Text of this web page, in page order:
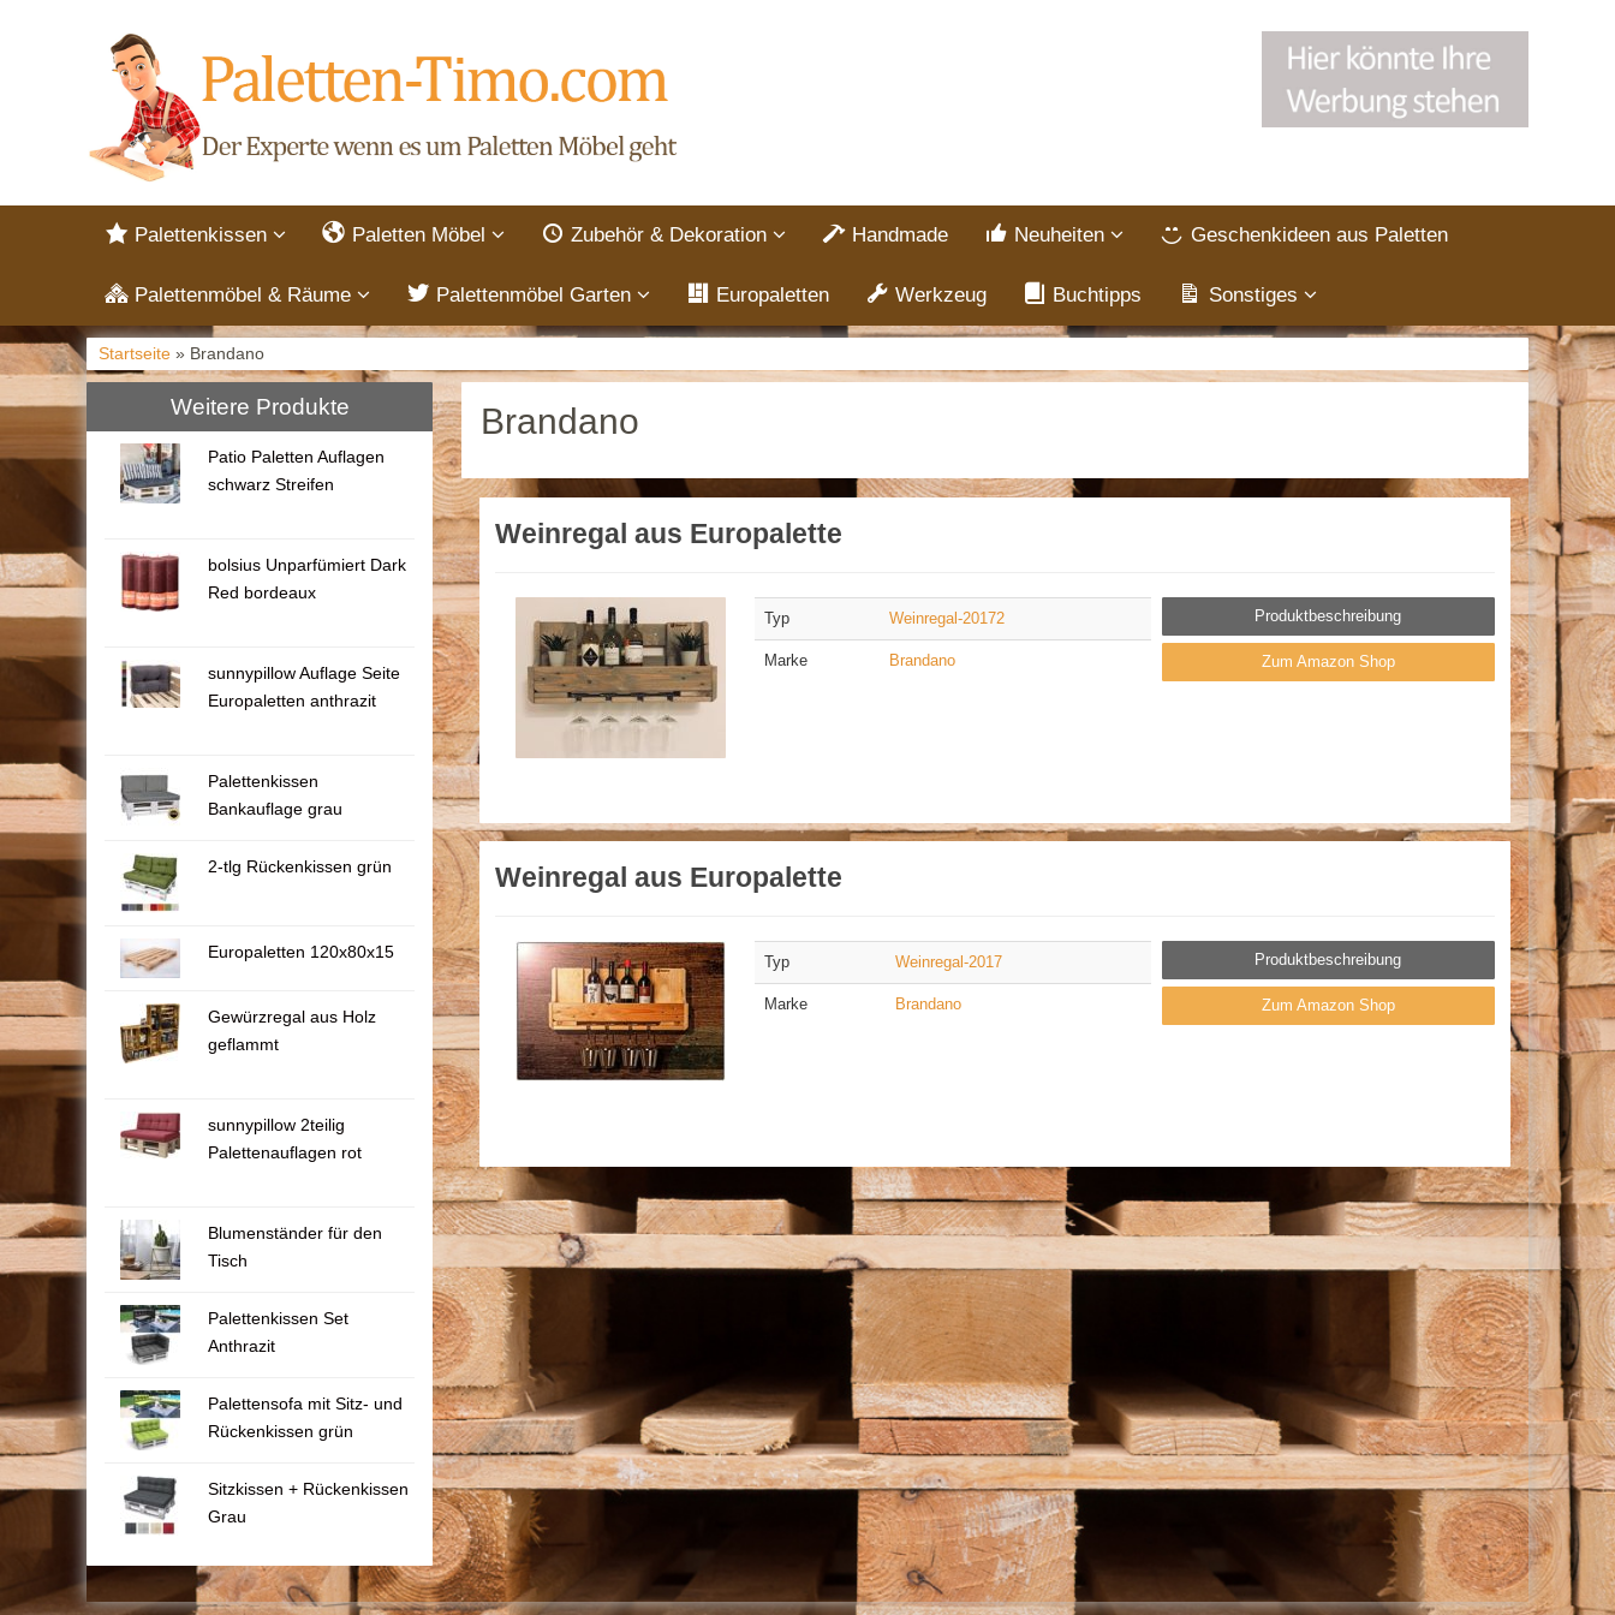
Palettenkissen Paletten Möbel Zubehör & Dekoration Handmade Neuheiten Geschenkideen aus Paletten
Palettenmöbel & Räume Palettenmöbel Garten Europaletten Werkzeug Buchtipps Sonstiges
Startseite » Brandano
Weitere Produkte
Patio Paletten Auflagen
schwarz Streifen
bolsius Unparfümiert Dark
Red bordeaux
sunnypillow Auflage Seite
Europaletten anthrazit
Palettenkissen
Bankauflage grau
2-tlg Rückenkissen grün
Europaletten 120x80x15
Gewürzregal aus Holz
geflammt
sunnypillow 2teilig
Palettenauflagen rot
Blumenständer für den
Tisch
Palettenkissen Set
Anthrazit
Palettensofa mit Sitz- und
Rückenkissen grün
Sitzkissen + Rückenkissen
Grau
Brandano
Weinregal aus Europalette
Typ Weinregal-20172
Marke Brandano
Produktbeschreibung
Zum Amazon Shop
Weinregal aus Europalette
Typ Weinregal-2017
Marke Brandano
Produktbeschreibung
Zum Amazon Shop